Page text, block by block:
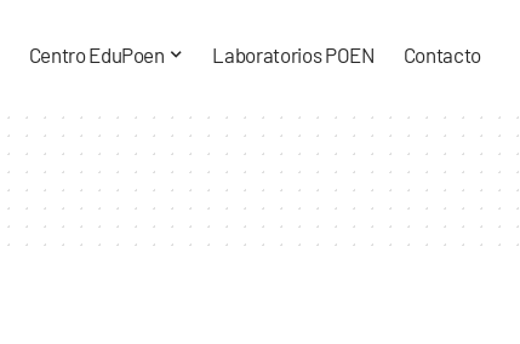
Centro EduPoen Laboratorios POEN Contacto